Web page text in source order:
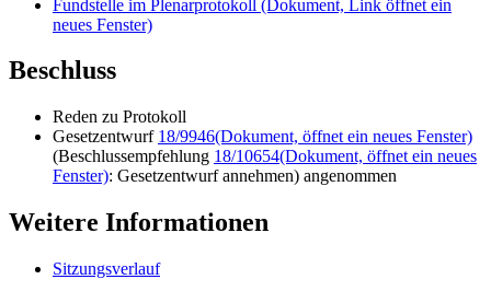
Fundstelle im Plenarprotokoll (Dokument, Link öffnet ein
neues Fenster)
Beschluss
Reden zu Protokoll
Gesetzentwurf 18/9946(Dokument, öffnet ein neues Fenster)
(Beschlussempfehlung 18/10654(Dokument, öffnet ein neues
Fenster): Gesetzentwurf annehmen) angenommen
Weitere Informationen
Sitzungsverlauf